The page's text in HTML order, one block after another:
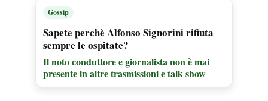
Gossip
Sapete perchè Alfonso Signorini rifiuta
sempre le ospitate?
Il noto conduttore e giornalista non è mai
presente in altre trasmissioni e talk show